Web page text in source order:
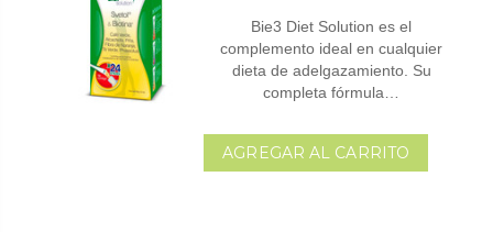
Bie3 Diet Solution es el
complemento ideal en cualquier
dieta de adelgazamiento. Su
completa fórmula…
AGREGAR AL CARRITO